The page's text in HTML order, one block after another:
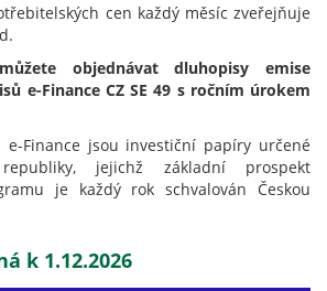
cen každý měsíc zveřejňuje
objednávat dluhopisy emise
e-Finance CZ SE 49 s ročním úrokem
e-Finance jsou investiční papíry určené
jejichž základní prospekt
je každý rok schvalován Českou
k 1.12.2026